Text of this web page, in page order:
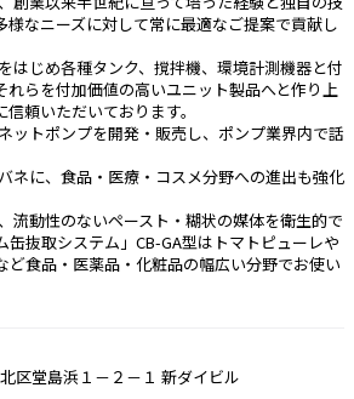
様なニーズに対して常に最適なご提案で貢献し
れらを付加価値の高いユニット製品へと作り上
頼いただいております。
抜取システム」CB-GA型はトマトピューレや
ど食品・医薬品・化粧品の幅広い分野でお使い
区堂島浜１－２－１ 新ダイビル